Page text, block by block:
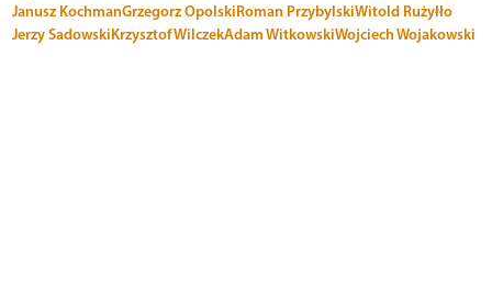
Janusz KochmanGrzegorz OpolskiRoman PrzybylskiWitold Rużyłło
Jerzy SadowskiKrzysztof WilczekAdam WitkowskiWojciech Wojakowski